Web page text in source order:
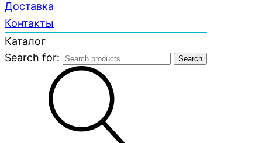
Доставка
Контакты
Каталог
Search for:
Search